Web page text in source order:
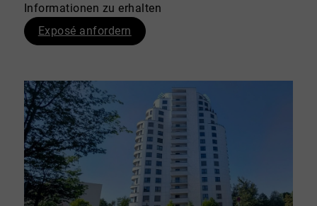
Informationen zu erhalten
Exposé anfordern